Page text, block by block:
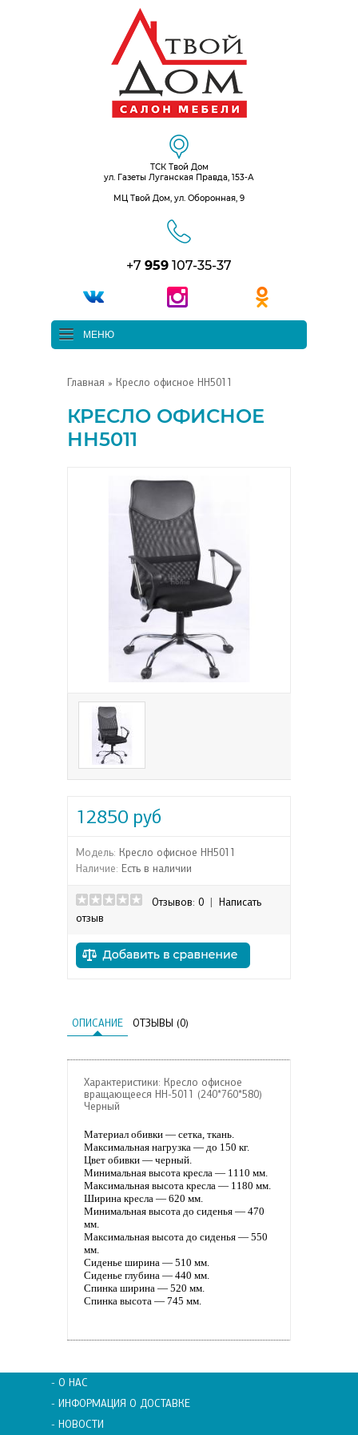
ТСК Твой Дом
ул. Газеты Луганская Правда, 153-А
МЦ Твой Дом, ул. Оборонная, 9
+7 959 107-35-37
МЕНЮ
Главная » Кресло офисное НН5011
КРЕСЛО ОФИСНОЕ
НН5011
12850 руб
Модель: Кресло офисное НН5011
Наличие: Есть в наличии
Отзывов: 0
Написать
отзыв
ОПИСАНИЕ ОТЗЫВЫ (0)
Характеристики: Кресло офисное
вращающееся НН-5011 (240*760*580)
Черный
Материал обивки — сетка, ткань.
Максимальная нагрузка — до 150 кг.
Цвет обивки — черный.
Минимальная высота кресла — 1110 мм.
Максимальная высота кресла — 1180 мм.
Ширина кресла — 620 мм.
Минимальная высота до сиденья — 470
мм.
Максимальная высота до сиденья — 550
мм.
Сиденье ширина — 510 мм.
Сиденье глубина — 440 мм.
Спинка ширина — 520 мм.
Спинка высота — 745 мм.
- О НАС
- ИНФОРМАЦИЯ О ДОСТАВКЕ
- НОВОСТИ